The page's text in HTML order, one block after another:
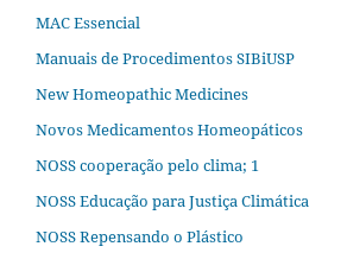
MAC Essencial
Manuais de Procedimentos SIBiUSP
New Homeopathic Medicines
Novos Medicamentos Homeopáticos
NOSS cooperação pelo clima; 1
NOSS Educação para Justiça Climática
NOSS Repensando o Plástico